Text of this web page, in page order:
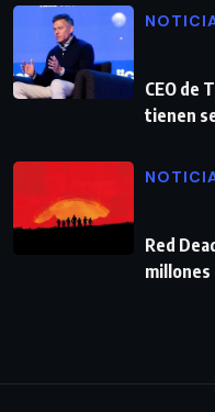
CEO de
tienen
Red
millones